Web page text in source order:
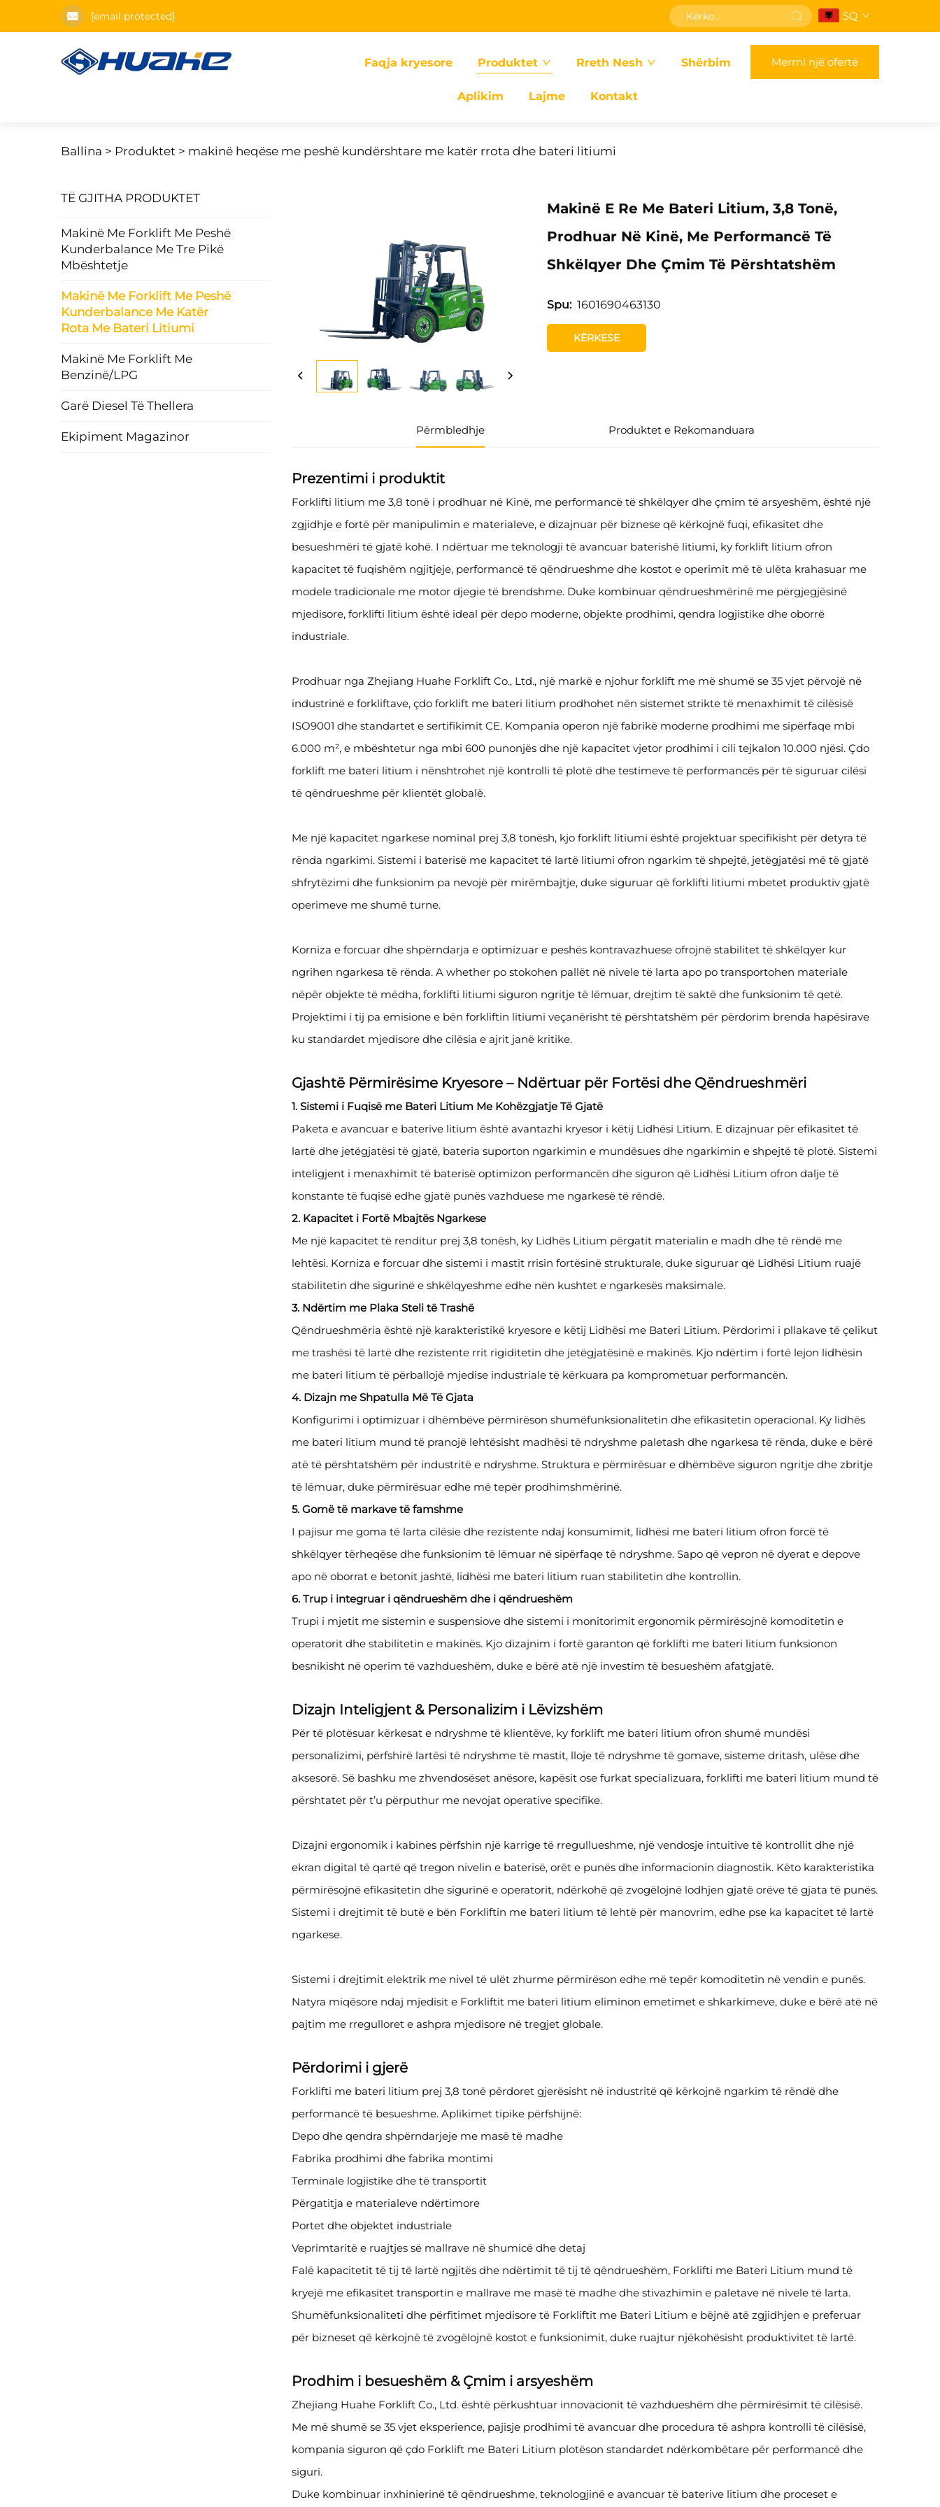
[email protected] SQ
Faqja kryesore Produktet Rreth Nesh Shërbim
Aplikim Lajme Kontakt
Merrni një ofertë
Ballina > Produktet > makinë heqëse me peshë kundërshtare me katër rrota dhe bateri litiumi
TË GJITHA PRODUKTET
Makinë Me Forklift Me Peshë
Kunderbalance Me Tre Pikë
Mbështetje
Makinë Me Forklift Me Peshë
Kunderbalance Me Katër
Rota Me Bateri Litiumi
Makinë Me Forklift Me
Benzinë/LPG
Garë Diesel Të Thellera
Ekipiment Magazinor
Makinë E Re Me Bateri Litium, 3,8 Tonë,
Prodhuar Në Kinë, Me Performancë Të
Shkëlqyer Dhe Çmim Të Përshtatshëm
Spu: 1601690463130
KËRKESE
Përmbledhje Produktet e Rekomanduara
Prezentimi i produktit
Forklifti litium me 3,8 tonë i prodhuar në Kinë, me performancë të shkëlqyer dhe çmim të arsyeshëm, është një
zgjidhje e fortë për manipulimin e materialeve, e dizajnuar për biznese që kërkojnë fuqi, efikasitet dhe
besueshmëri të gjatë kohë. I ndërtuar me teknologji të avancuar baterishë litiumi, ky forklift litium ofron
kapacitet të fuqishëm ngjitjeje, performancë të qëndrueshme dhe kostot e operimit më të ulëta krahasuar me
modele tradicionale me motor djegie të brendshme. Duke kombinuar qëndrueshmërinë me përgjegjësinë
mjedisore, forklifti litium është ideal për depo moderne, objekte prodhimi, qendra logjistike dhe oborrë
industriale.
Prodhuar nga Zhejiang Huahe Forklift Co., Ltd., një markë e njohur forklift me më shumë se 35 vjet përvojë në
industrinë e forkliftave, çdo forklift me bateri litium prodhohet nën sistemet strikte të menaxhimit të cilësisë
ISO9001 dhe standartet e sertifikimit CE. Kompania operon një fabrikë moderne prodhimi me sipërfaqe mbi
6.000 m², e mbështetur nga mbi 600 punonjës dhe një kapacitet vjetor prodhimi i cili tejkalon 10.000 njësi. Çdo
forklift me bateri litium i nënshtrohet një kontrolli të plotë dhe testimeve të performancës për të siguruar cilësi
të qëndrueshme për klientët globalë.
Me një kapacitet ngarkese nominal prej 3,8 tonësh, kjo forklift litiumi është projektuar specifikisht për detyra të
rënda ngarkimi. Sistemi i baterisë me kapacitet të lartë litiumi ofron ngarkim të shpejtë, jetëgjatësi më të gjatë
shfrytëzimi dhe funksionim pa nevojë për mirëmbajtje, duke siguruar që forklifti litiumi mbetet produktiv gjatë
operimeve me shumë turne.
Korniza e forcuar dhe shpërndarja e optimizuar e peshës kontravazhuese ofrojnë stabilitet të shkëlqyer kur
ngrihen ngarkesa të rënda. A whether po stokohen pallët në nivele të larta apo po transportohen materiale
nëpër objekte të mëdha, forklifti litiumi siguron ngritje të lëmuar, drejtim të saktë dhe funksionim të qetë.
Projektimi i tij pa emisione e bën forkliftin litiumi veçanërisht të përshtatshëm për përdorim brenda hapësirave
ku standardet mjedisore dhe cilësia e ajrit janë kritike.
Gjashtë Përmirësime Kryesore – Ndërtuar për Fortësi dhe Qëndrueshmëri
1. Sistemi i Fuqisë me Bateri Litium Me Kohëzgjatje Të Gjatë
Paketa e avancuar e baterive litium është avantazhi kryesor i këtij Lidhësi Litium. E dizajnuar për efikasitet të
lartë dhe jetëgjatësi të gjatë, bateria suporton ngarkimin e mundësues dhe ngarkimin e shpejtë të plotë. Sistemi
inteligjent i menaxhimit të baterisë optimizon performancën dhe siguron që Lidhësi Litium ofron dalje të
konstante të fuqisë edhe gjatë punës vazhduese me ngarkesë të rëndë.
2. Kapacitet i Fortë Mbajtës Ngarkese
Me një kapacitet të renditur prej 3,8 tonësh, ky Lidhës Litium përgatit materialin e madh dhe të rëndë me
lehtësi. Korniza e forcuar dhe sistemi i mastit rrisin fortësinë strukturale, duke siguruar që Lidhësi Litium ruajë
stabilitetin dhe sigurinë e shkëlqyeshme edhe nën kushtet e ngarkesës maksimale.
3. Ndërtim me Plaka Steli të Trashë
Qëndrueshmëria është një karakteristikë kryesore e këtij Lidhësi me Bateri Litium. Përdorimi i pllakave të çelikut
me trashësi të lartë dhe rezistente rrit rigiditetin dhe jetëgjatësinë e makinës. Kjo ndërtim i fortë lejon lidhësin
me bateri litium të përballojë mjedise industriale të kërkuara pa komprometuar performancën.
4. Dizajn me Shpatulla Më Të Gjata
Konfigurimi i optimizuar i dhëmbëve përmirëson shumëfunksionalitetin dhe efikasitetin operacional. Ky lidhës
me bateri litium mund të pranojë lehtësisht madhësi të ndryshme paletash dhe ngarkesa të rënda, duke e bërë
atë të përshtatshëm për industritë e ndryshme. Struktura e përmirësuar e dhëmbëve siguron ngritje dhe zbritje
të lëmuar, duke përmirësuar edhe më tepër prodhimshmërinë.
5. Gomë të markave të famshme
I pajisur me goma të larta cilësie dhe rezistente ndaj konsumimit, lidhësi me bateri litium ofron forcë të
shkëlqyer tërheqëse dhe funksionim të lëmuar në sipërfaqe të ndryshme. Sapo që vepron në dyerat e depove
apo në oborrat e betonit jashtë, lidhësi me bateri litium ruan stabilitetin dhe kontrollin.
6. Trup i integruar i qëndrueshëm dhe i qëndrueshëm
Trupi i mjetit me sistemin e suspensiove dhe sistemi i monitorimit ergonomik përmirësojnë komoditetin e
operatorit dhe stabilitetin e makinës. Kjo dizajnim i fortë garanton që forklifti me bateri litium funksionon
besnikisht në operim të vazhdueshëm, duke e bërë atë një investim të besueshëm afatgjatë.
Dizajn Inteligjent & Personalizim i Lëvizshëm
Për të plotësuar kërkesat e ndryshme të klientëve, ky forklift me bateri litium ofron shumë mundësi
personalizimi, përfshirë lartësi të ndryshme të mastit, lloje të ndryshme të gomave, sisteme dritash, ulëse dhe
aksesorë. Së bashku me zhvendosëset anësore, kapësit ose furkat specializuara, forklifti me bateri litium mund të
përshtatet për t’u përputhur me nevojat operative specifike.
Dizajni ergonomik i kabines përfshin një karrige të rregullueshme, një vendosje intuitive të kontrollit dhe një
ekran digital të qartë që tregon nivelin e baterisë, orët e punës dhe informacionin diagnostik. Këto karakteristika
përmirësojnë efikasitetin dhe sigurinë e operatorit, ndërkohë që zvogëlojnë lodhjen gjatë orëve të gjata të punës.
Sistemi i drejtimit të butë e bën Forkliftin me bateri litium të lehtë për manovrim, edhe pse ka kapacitet të lartë
ngarkese.
Sistemi i drejtimit elektrik me nivel të ulët zhurme përmirëson edhe më tepër komoditetin në vendin e punës.
Natyra miqësore ndaj mjedisit e Forkliftit me bateri litium eliminon emetimet e shkarkimeve, duke e bërë atë në
pajtim me rregulloret e ashpra mjedisore në tregjet globale.
Përdorimi i gjerë
Forklifti me bateri litium prej 3,8 tonë përdoret gjerësisht në industritë që kërkojnë ngarkim të rëndë dhe
performancë të besueshme. Aplikimet tipike përfshijnë:
Depo dhe qendra shpërndarjeje me masë të madhe
Fabrika prodhimi dhe fabrika montimi
Terminale logjistike dhe të transportit
Përgatitja e materialeve ndërtimore
Portet dhe objektet industriale
Veprimtaritë e ruajtjes së mallrave në shumicë dhe detaj
Falë kapacitetit të tij të lartë ngjitës dhe ndërtimit të tij të qëndrueshëm, Forklifti me Bateri Litium mund të
kryejë me efikasitet transportin e mallrave me masë të madhe dhe stivazhimin e paletave në nivele të larta.
Shumëfunksionaliteti dhe përfitimet mjedisore të Forkliftit me Bateri Litium e bëjnë atë zgjidhjen e preferuar
për bizneset që kërkojnë të zvogëlojnë kostot e funksionimit, duke ruajtur njëkohësisht produktivitet të lartë.
Prodhim i besueshëm & Çmim i arsyeshëm
Zhejiang Huahe Forklift Co., Ltd. është përkushtuar innovacionit të vazhdueshëm dhe përmirësimit të cilësisë.
Me më shumë se 35 vjet eksperience, pajisje prodhimi të avancuar dhe procedura të ashpra kontrolli të cilësisë,
kompania siguron që çdo Forklift me Bateri Litium plotëson standardet ndërkombëtare për performancë dhe
siguri.
Duke kombinuar inxhinierinë të qëndrueshme, teknologjinë e avancuar të baterive litium dhe proceset e